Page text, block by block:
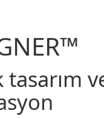
tasarım